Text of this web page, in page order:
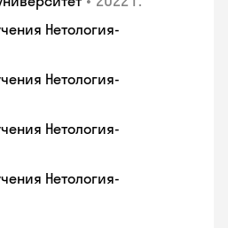
Нетология-
Нетология-
Нетология-
Нетология-